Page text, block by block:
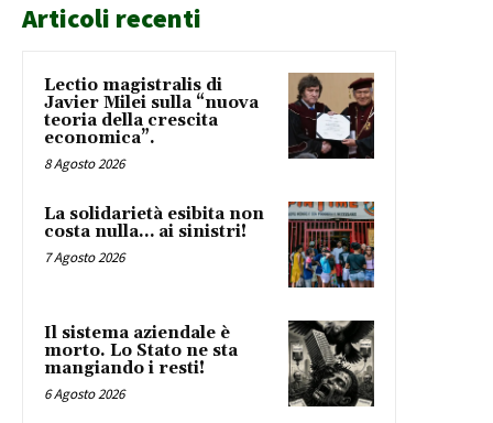
Articoli recenti
Lectio magistralis di
Javier Milei sulla “nuova
teoria della crescita
economica”.
8 Agosto 2026
La solidarietà esibita non
costa nulla… ai sinistri!
7 Agosto 2026
Il sistema aziendale è
morto. Lo Stato ne sta
mangiando i resti!
6 Agosto 2026